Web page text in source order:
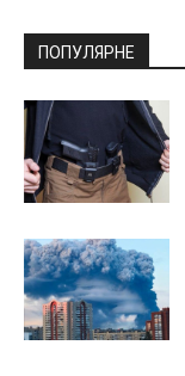
ПОПУЛЯРНЕ